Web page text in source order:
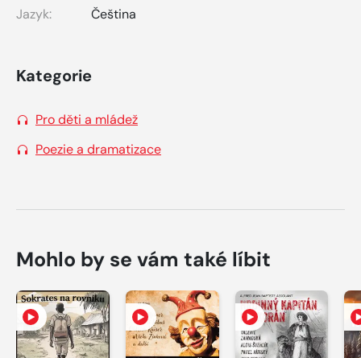
Jazyk:
Čeština
Kategorie
Pro děti a mládež
Poezie a dramatizace
Mohlo by se vám také líbit